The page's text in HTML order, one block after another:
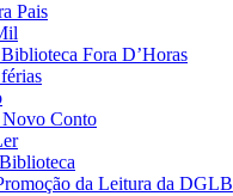
Pais
Fora D’Horas
Conto
da Leitura da DGLB